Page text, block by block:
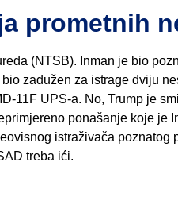
prometnih
(NTSB). Inman je bio
zadužen za istrage dviju
11F UPS-a. No, Trump je
ponašanje koje je
istraživača poznatog
treba ići.